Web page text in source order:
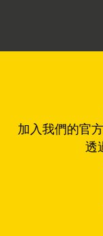
加入我們的官
透